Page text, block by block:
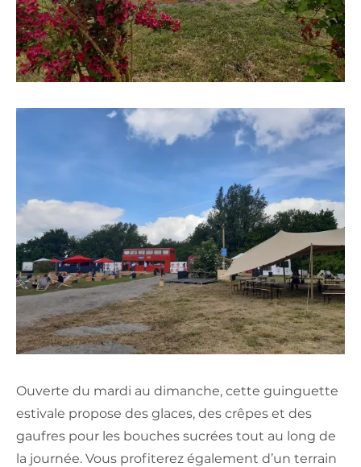
Ouverte du mardi au dimanche, cette guinguette
estivale propose des glaces, des crêpes et des
gaufres pour les bouches sucrées tout au long de
la journée. Vous profiterez également d’un terrain